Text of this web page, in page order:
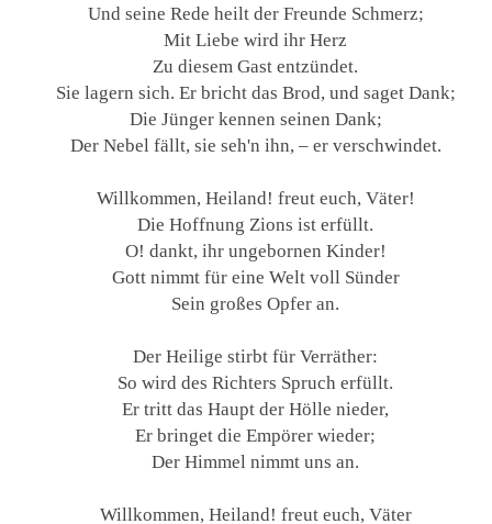
Und seine Rede heilt der Freunde Schmerz;
Mit Liebe wird ihr Herz
Zu diesem Gast entzündet.
Sie lagern sich. Er bricht das Brod, und saget Dank;
Die Jünger kennen seinen Dank;
Der Nebel fällt, sie seh'n ihn, – er verschwindet.
Willkommen, Heiland! freut euch, Väter!
Die Hoffnung Zions ist erfüllt.
O! dankt, ihr ungebornen Kinder!
Gott nimmt für eine Welt voll Sünder
Sein großes Opfer an.
Der Heilige stirbt für Verräther:
So wird des Richters Spruch erfüllt.
Er tritt das Haupt der Hölle nieder,
Er bringet die Empörer wieder;
Der Himmel nimmt uns an.
Willkommen, Heiland! freut euch, Väter